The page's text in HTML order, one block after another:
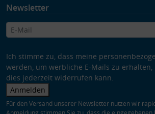
Newsletter
Ich stimme zu, dass meine
werden, um werbliche E-Mails zu erhalten,
dies jederzeit widerrufen kann.
Anmelden
Für den Versand unserer Newsletter nutzen wir